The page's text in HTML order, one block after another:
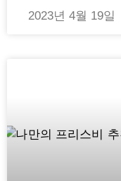
2023년 4월 19일